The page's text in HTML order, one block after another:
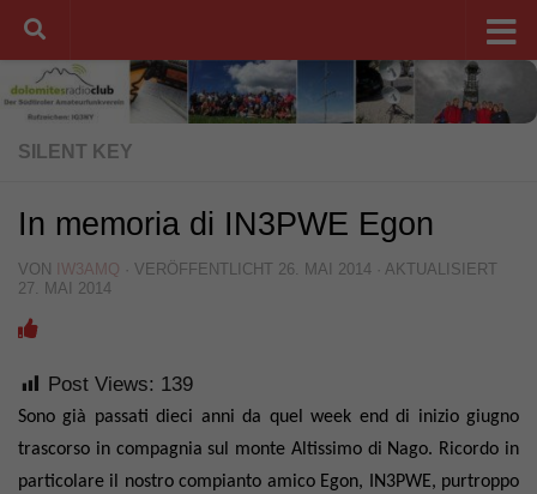
Unter dem Inhalt
SILENT KEY
In memoria di IN3PWE Egon
VON IW3AMQ · VERÖFFENTLICHT 26. MAI 2014 · AKTUALISIERT
27. MAI 2014
Post Views: 139
Sono già passati dieci anni da quel week end di inizio giugno
trascorso in compagnia sul monte Altissimo di Nago. Ricordo in
particolare il nostro compianto amico Egon, IN3PWE, purtroppo